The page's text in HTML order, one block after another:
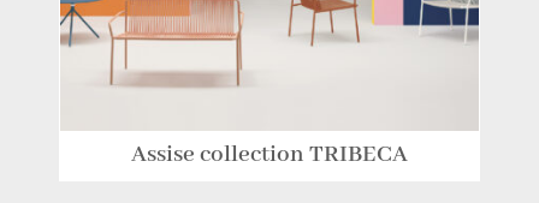
Assise collection TRIBECA